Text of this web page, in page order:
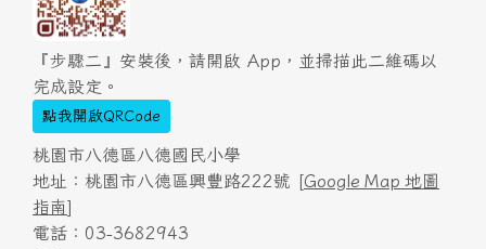
『步驟二』安裝後，請開啟 App，並掃描此二維碼以
完成設定。
點我開啟QRCode
桃園市八德區八德國民小學
地址：桃園市八德區興豐路222號 [Google Map 地圖
指南]
電話：03-3682943